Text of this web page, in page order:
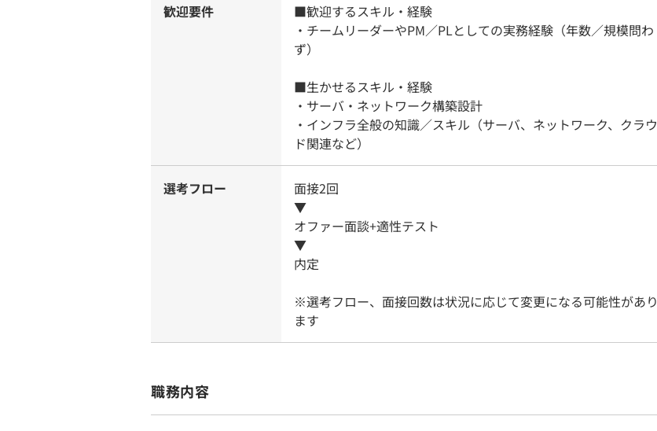
歓迎要件
■歓迎するスキル・経験
・チームリーダーやPM／PLとしての実務経験（年数／規模問わ
ず）
■生かせるスキル・経験
・サーバ・ネットワーク構築設計
・インフラ全般の知識／スキル（サーバ、ネットワーク、クラウ
ド関連など）
選考フロー
面接2回
▼
オファー面談+適性テスト
▼
内定
※選考フロー、面接回数は状況に応じて変更になる可能性があり
ます
職務内容